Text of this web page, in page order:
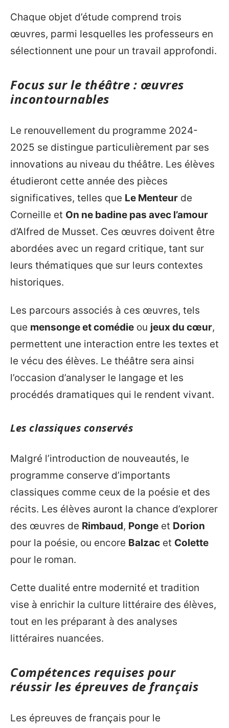
Chaque objet d’étude comprend trois
œuvres, parmi lesquelles les professeurs en
sélectionnent une pour un travail approfondi.
Focus sur le théâtre : œuvres
incontournables
Le renouvellement du programme 2024-
2025 se distingue particulièrement par ses
innovations au niveau du théâtre. Les élèves
étudieront cette année des pièces
significatives, telles que Le Menteur de
Corneille et On ne badine pas avec l’amour
d’Alfred de Musset. Ces œuvres doivent être
abordées avec un regard critique, tant sur
leurs thématiques que sur leurs contextes
historiques.
Les parcours associés à ces œuvres, tels
que mensonge et comédie ou jeux du cœur,
permettent une interaction entre les textes et
le vécu des élèves. Le théâtre sera ainsi
l’occasion d’analyser le langage et les
procédés dramatiques qui le rendent vivant.
Les classiques conservés
Malgré l’introduction de nouveautés, le
programme conserve d’importants
classiques comme ceux de la poésie et des
récits. Les élèves auront la chance d’explorer
des œuvres de Rimbaud, Ponge et Dorion
pour la poésie, ou encore Balzac et Colette
pour le roman.
Cette dualité entre modernité et tradition
vise à enrichir la culture littéraire des élèves,
tout en les préparant à des analyses
littéraires nuancées.
Compétences requises pour
réussir les épreuves de français
Les épreuves de français pour le